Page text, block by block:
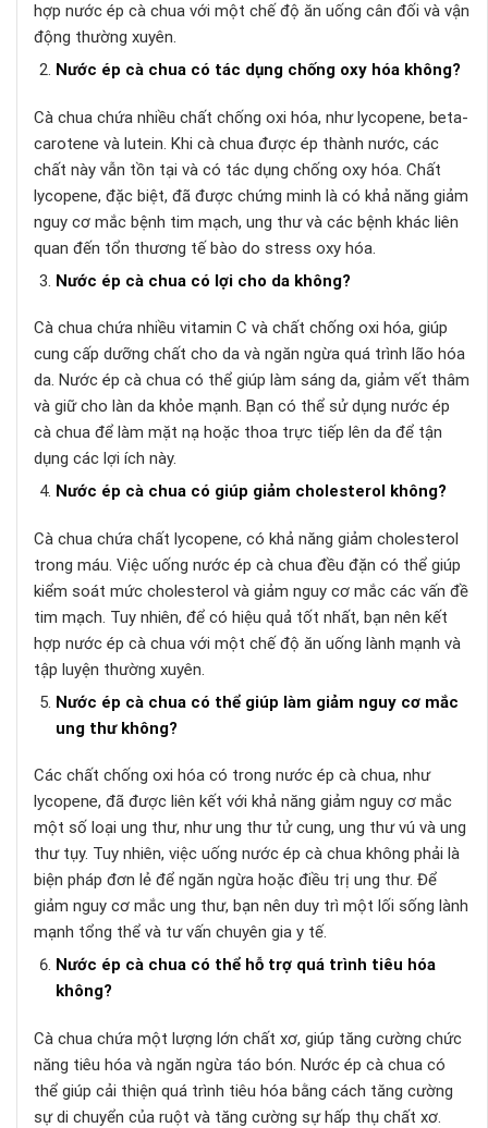
hợp nước ép cà chua với một chế độ ăn uống cân đối và vận
động thường xuyên.
Nước ép cà chua có tác dụng chống oxy hóa không?
Cà chua chứa nhiều chất chống oxi hóa, như lycopene, beta-
carotene và lutein. Khi cà chua được ép thành nước, các
chất này vẫn tồn tại và có tác dụng chống oxy hóa. Chất
lycopene, đặc biệt, đã được chứng minh là có khả năng giảm
nguy cơ mắc bệnh tim mạch, ung thư và các bệnh khác liên
quan đến tổn thương tế bào do stress oxy hóa.
Nước ép cà chua có lợi cho da không?
Cà chua chứa nhiều vitamin C và chất chống oxi hóa, giúp
cung cấp dưỡng chất cho da và ngăn ngừa quá trình lão hóa
da. Nước ép cà chua có thể giúp làm sáng da, giảm vết thâm
và giữ cho làn da khỏe mạnh. Bạn có thể sử dụng nước ép
cà chua để làm mặt nạ hoặc thoa trực tiếp lên da để tận
dụng các lợi ích này.
Nước ép cà chua có giúp giảm cholesterol không?
Cà chua chứa chất lycopene, có khả năng giảm cholesterol
trong máu. Việc uống nước ép cà chua đều đặn có thể giúp
kiểm soát mức cholesterol và giảm nguy cơ mắc các vấn đề
tim mạch. Tuy nhiên, để có hiệu quả tốt nhất, bạn nên kết
hợp nước ép cà chua với một chế độ ăn uống lành mạnh và
tập luyện thường xuyên.
Nước ép cà chua có thể giúp làm giảm nguy cơ mắc
ung thư không?
Các chất chống oxi hóa có trong nước ép cà chua, như
lycopene, đã được liên kết với khả năng giảm nguy cơ mắc
một số loại ung thư, như ung thư tử cung, ung thư vú và ung
thư tụy. Tuy nhiên, việc uống nước ép cà chua không phải là
biện pháp đơn lẻ để ngăn ngừa hoặc điều trị ung thư. Để
giảm nguy cơ mắc ung thư, bạn nên duy trì một lối sống lành
mạnh tổng thể và tư vấn chuyên gia y tế.
Nước ép cà chua có thể hỗ trợ quá trình tiêu hóa
không?
Cà chua chứa một lượng lớn chất xơ, giúp tăng cường chức
năng tiêu hóa và ngăn ngừa táo bón. Nước ép cà chua có
thể giúp cải thiện quá trình tiêu hóa bằng cách tăng cường
sự di chuyển của ruột và tăng cường sự hấp thụ chất xơ.